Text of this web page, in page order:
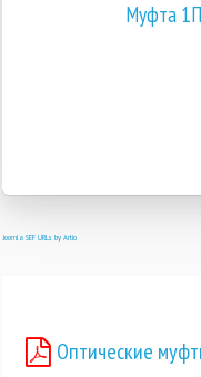
Муфта
Joomla SEF URLs by Artio
Оптические